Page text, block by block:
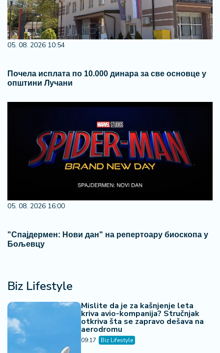
05. 08. 2026 10:54
Почела исплата по 10.000 динара за све основце у
општини Лучани
05. 08. 2026 16:00
"Спајдермен: Нови дан" на репертоару биоскопа у
Бољевцу
Biz Lifestyle
Mislite da je za kašnjenje leta
kriva avio-kompanija? Stručnjak
otkriva šta se zapravo dešava na
aerodromu
09:17 Biz Lifestyle